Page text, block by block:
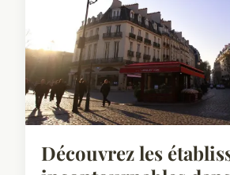
Découvrez les